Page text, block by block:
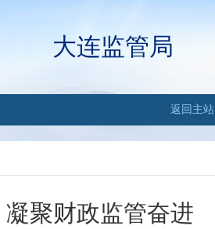
大连监管局
返回主站
聚财政监管奋进